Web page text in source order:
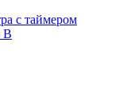
с таймером
В